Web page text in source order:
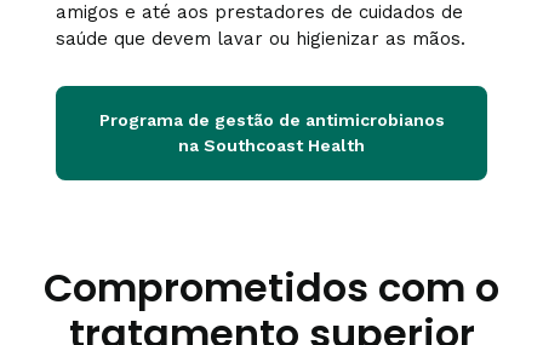
amigos e até aos prestadores de cuidados de
saúde que devem lavar ou higienizar as mãos.
Programa de gestão de antimicrobianos
na Southcoast Health
Comprometidos com o
tratamento superior